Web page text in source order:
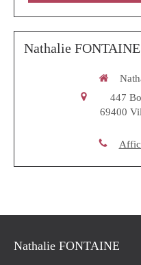
Nathalie
447
69400
Nathalie FONTAINE